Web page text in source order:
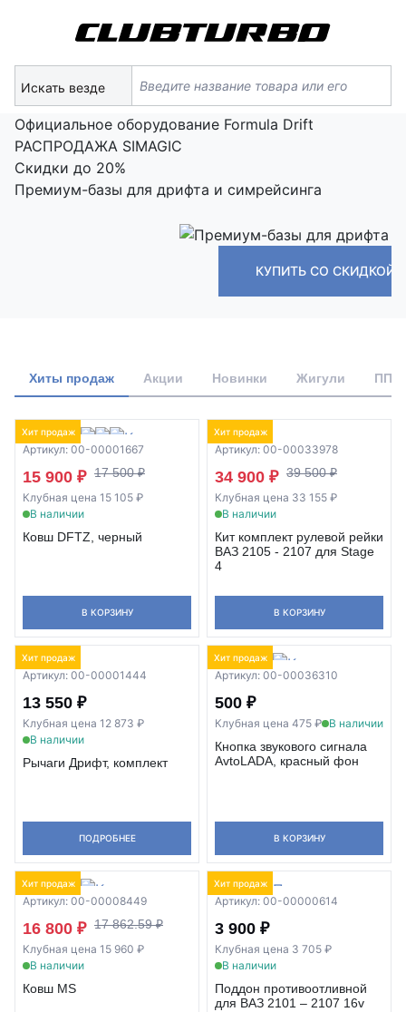
Искать везде
Официальное оборудование Formula Drift
РАСПРОДАЖА SIMAGIC
Скидки до 20%
Премиум-базы для дрифта и симрейсинга
КУПИТЬ СО СКИДКОЙ
Хиты продаж Акции Новинки Жигули ПП
Хит продаж
Артикул: 00-00001667
15 900 ₽ 17 500 ₽
Клубная цена 15 105 ₽
В наличии
Ковш DFTZ, черный
В КОРЗИНУ
Хит продаж
Артикул: 00-00033978
34 900 ₽ 39 500 ₽
Клубная цена 33 155 ₽
В наличии
Кит комплект рулевой рейки
ВАЗ 2105 - 2107 для Stage
4
В КОРЗИНУ
Хит продаж
Артикул: 00-00001444
13 550 ₽
Клубная цена 12 873 ₽
В наличии
Рычаги Дрифт, комплект
ПОДРОБНЕЕ
Хит продаж
Артикул: 00-00036310
500 ₽
Клубная цена 475 ₽ В наличии
Кнопка звукового сигнала
AvtoLADA, красный фон
В КОРЗИНУ
Хит продаж
Артикул: 00-00008449
16 800 ₽ 17 862.59 ₽
Клубная цена 15 960 ₽
В наличии
Ковш MS
Хит продаж
Артикул: 00-00000614
3 900 ₽
Клубная цена 3 705 ₽
В наличии
Поддон противоотливной
для ВАЗ 2101 – 2107 16v